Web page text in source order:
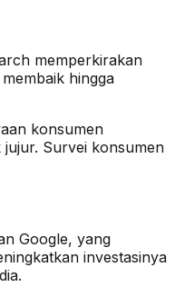
memperkirakan
hingga
konsumen
Survei konsumen
Google, yang
investasinya